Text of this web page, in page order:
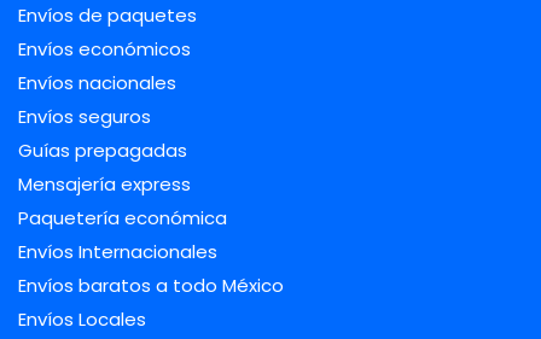
Envíos de paquetes
Envíos económicos
Envíos nacionales
Envíos seguros
Guías prepagadas
Mensajería express
Paquetería económica
Envíos Internacionales
Envíos baratos a todo México
Envíos Locales